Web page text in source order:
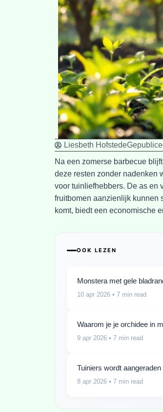
Liesbeth Hofstede
Na een zomerse barbecue
deze resten zonder nadenken
voor tuinliefhebbers. De as en
fruitbomen aanzienlijk kunnen
komt, biedt een economische
OOK LEZEN
Monstera met gele
10 apr 2026 • 7 min read
Waarom je je orchidee in
9 apr 2026 • 7 min read
Tuiniers wordt
8 apr 2026 • 7 min read